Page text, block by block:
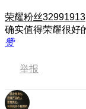
荣耀粉丝32991913
确实值得荣耀很好
赞
举报